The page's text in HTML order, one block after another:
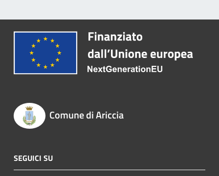
Comune di Ariccia
SEGUICI SU